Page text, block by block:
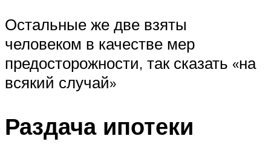
Остальные же две взяты
человеком в качестве мер
предосторожности, так сказать «на
всякий случай»
Раздача ипотеки